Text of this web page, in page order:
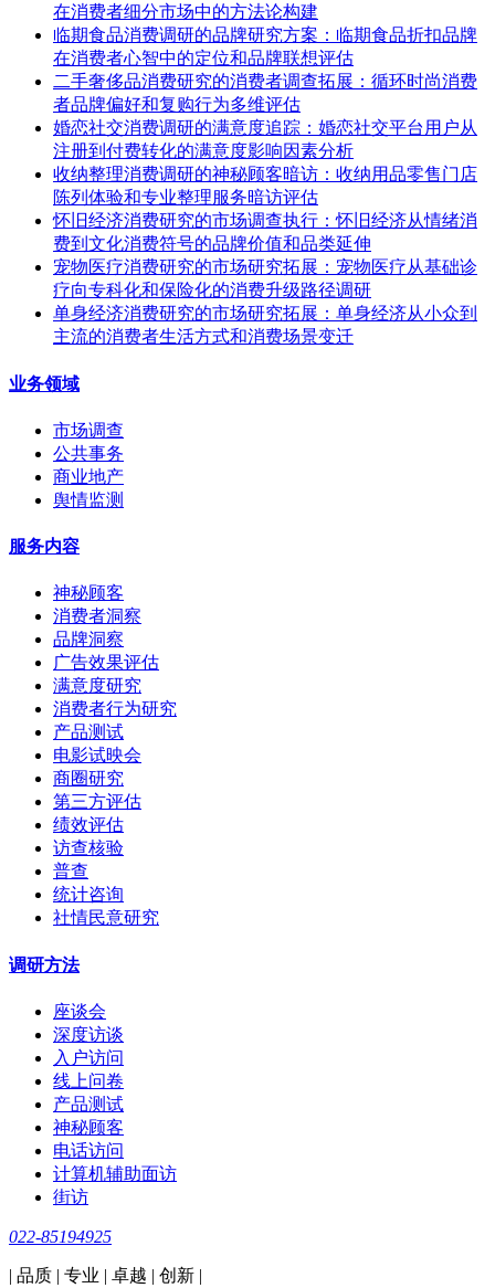
在消费者细分市场中的方法论构建
临期食品消费调研的品牌研究方案：临期食品折扣品牌
在消费者心智中的定位和品牌联想评估
二手奢侈品消费研究的消费者调查拓展：循环时尚消费
者品牌偏好和复购行为多维评估
婚恋社交消费调研的满意度追踪：婚恋社交平台用户从
注册到付费转化的满意度影响因素分析
收纳整理消费调研的神秘顾客暗访：收纳用品零售门店
陈列体验和专业整理服务暗访评估
怀旧经济消费研究的市场调查执行：怀旧经济从情绪消
费到文化消费符号的品牌价值和品类延伸
宠物医疗消费研究的市场研究拓展：宠物医疗从基础诊
疗向专科化和保险化的消费升级路径调研
单身经济消费研究的市场研究拓展：单身经济从小众到
主流的消费者生活方式和消费场景变迁
业务领域
市场调查
公共事务
商业地产
舆情监测
服务内容
神秘顾客
消费者洞察
品牌洞察
广告效果评估
满意度研究
消费者行为研究
产品测试
电影试映会
商圈研究
第三方评估
绩效评估
访查核验
普查
统计咨询
社情民意研究
调研方法
座谈会
深度访谈
入户访问
线上问卷
产品测试
神秘顾客
电话访问
计算机辅助面访
街访
022-85194925
| 品质 | 专业 | 卓越 | 创新 |